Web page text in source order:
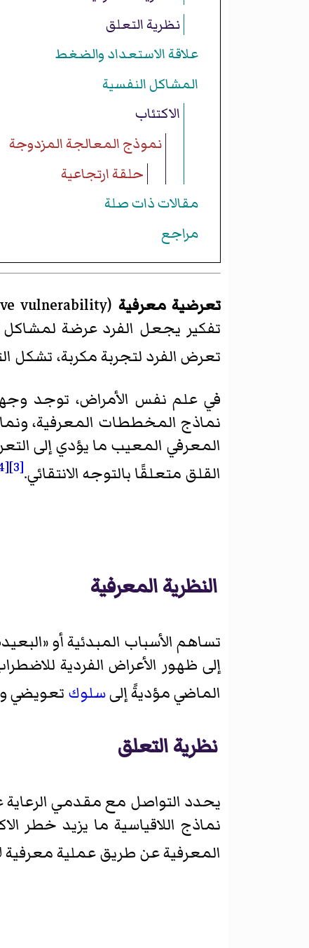
نظرية التعلق
علاقة الاستعداد والضغط
المشاكل النفسية
الاكتئاب
نموذج المعالجة المزدوجة
حلقة ارتجاعية
مقالات ذات صلة
مراجع
تعرضية معرفية (
vulnerability
تفكير يجعل الفرد عرضة لمشاكل
تعرض الفرد لتجربة مكربة، تشكل
في علم نفس الأمراض، توجد
نماذج المخططات المعرفية،
المعرفي المعيب ما يؤدي إلى
القلق متعلقًا بالتوجه الانتقائي.[3]
[4]
النظرية المعرفية
تساهم الأسباب المبدئية أو
إلى ظهور الأعراض الفردية
الماضي مؤديةً إلىسلوك تعويضي
نظرية التعلق
يحدد التواصل مع مقدمي
نماذج اللاقياسية ما يزيد خطر
المعرفية عن طريق عملية معرفية